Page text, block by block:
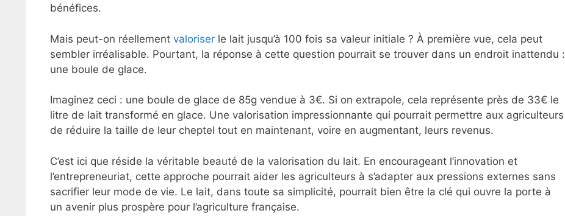
bénéfices.
Mais peut-on réellement valoriser le lait jusqu’à 100 fois sa valeur initiale ? À première vue, cela peut
sembler irréalisable. Pourtant, la réponse à cette question pourrait se trouver dans un endroit inattendu :
une boule de glace.
Imaginez ceci : une boule de glace de 85g vendue à 3€. Si on extrapole, cela représente près de 33€ le
litre de lait transformé en glace. Une valorisation impressionnante qui pourrait permettre aux agriculteurs
de réduire la taille de leur cheptel tout en maintenant, voire en augmentant, leurs revenus.
C’est ici que réside la véritable beauté de la valorisation du lait. En encourageant l’innovation et
l’entrepreneuriat, cette approche pourrait aider les agriculteurs à s’adapter aux pressions externes sans
sacrifier leur mode de vie. Le lait, dans toute sa simplicité, pourrait bien être la clé qui ouvre la porte à
un avenir plus prospère pour l’agriculture française.